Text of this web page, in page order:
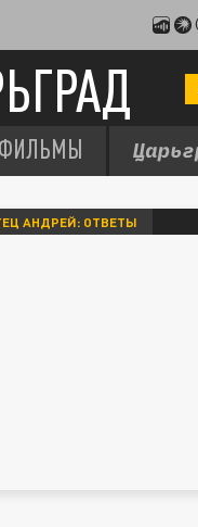
ФИЛЬМЫ
АНДРЕЙ: ОТВЕТЫ